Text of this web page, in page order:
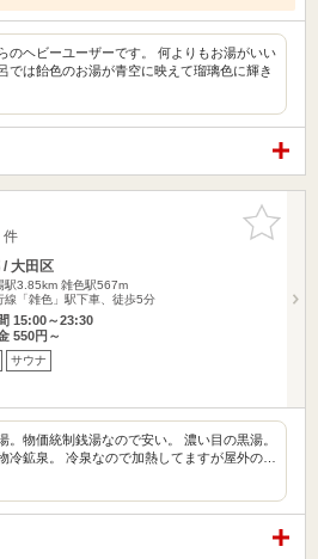
のヘビーユーザーです。 何よりもお湯がいい
では飴色のお湯が青空に映えて瑠璃色に輝き
お気に入
りに追加
/ 大田区
駅3.85km 雑色駅567m
線「雑色」駅下車、徒歩5分
15:00～23:30
550円～
サウナ
。物価統制銭湯なので安い。 濃い目の黒湯。
冷鉱泉。 冷泉なので加熱してますが屋外の…